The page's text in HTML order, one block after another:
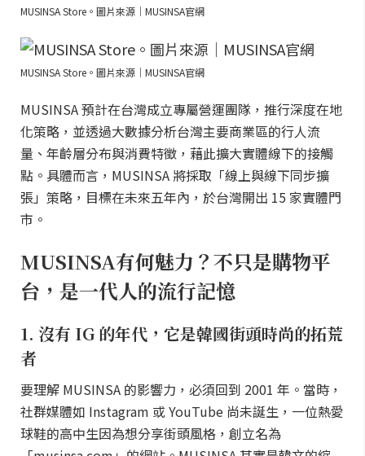
MUSINSA Store。圖片來源｜MUSINSA官網
MUSINSA Store。圖片來源｜MUSINSA官網
MUSINSA 預計在台灣成立專屬營運團隊，推行深度在地
化策略，並透過大數據分析台灣主要商業區的行人流
量、年齡層分布與消費特徵，藉此擴大實體線下的接觸
點。具體而言，MUSINSA 將採取「線上與線下同步擴
張」策略，目標在未來五年內，於台灣開出 15 家實體門
市。
MUSINSA有何魅力？不只是購物平
台，是一代人的流行記憶
1. 沒有 IG 的年代，它是韓國街頭時尚的拓荒
者
要理解 MUSINSA 的影響力，必須回到 2001 年。當時，
社群媒體如 Instagram 或 YouTube 尚未誕生，一位熱愛
球鞋的高中生因為想分享街頭風格，創立名為